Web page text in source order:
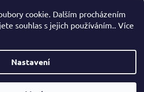
cookie. Dalším procházením
souhlas s jejich používáním.. Více
Nastavení
Vytvořil Shoptet
Connect spol. s r.o.. Všechna práva